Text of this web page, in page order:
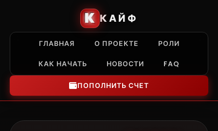
K КАЙФ
ГЛАВНАЯ О ПРОЕКТЕ РОЛИ
КАК НАЧАТЬ НОВОСТИ FAQ
ПОПОЛНИТЬ СЧЕТ